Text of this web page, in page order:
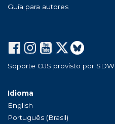
Guía para autores
Soporte OJS provisto por SDW
Idioma
English
Português (Brasil)